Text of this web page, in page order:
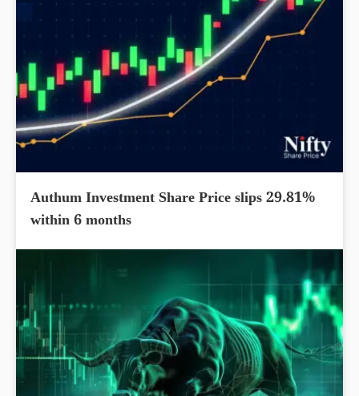
Authum Investment Share Price slips 29.81%
within 6 months